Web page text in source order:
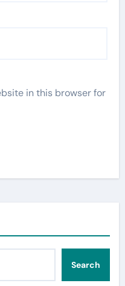
in this browser for
Search